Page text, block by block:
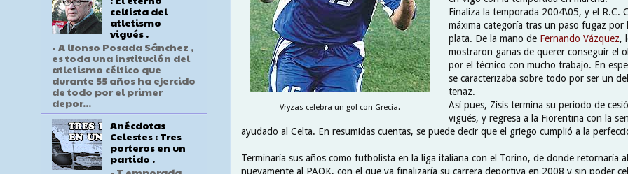
Vryzas celebra un gol con Grecia.
Finaliza la temporada 2004\05, y el R.C.
máxima categoría tras un paso fugaz por
plata. De la mano de Fernando Vázquez,
mostraron ganas de querer conseguir el
por el técnico con mucho trabajo. En
se caracterizaba sobre todo por ser un
tenaz.
Así pues, Zisis termina su periodo de
vigués, y regresa a la Fiorentina con la
ayudado al Celta. En resumidas cuentas, se puede decir que el griego cumplió a la
Terminaría sus años como futbolista en la liga italiana con el Torino, de donde retornaría
nuevamente al PAOK, con el que ya finalizaría su carrera deportiva en 2008 y sin poder
celtista del
atletismo
vigués .
- A lfonso Posada Sánchez ,
es toda una institución del
atletismo céltico que
durante 55 años ha ejercido
de todo por el primer
depor...
Anécdotas
Celestes : Tres
porteros en un
partido .